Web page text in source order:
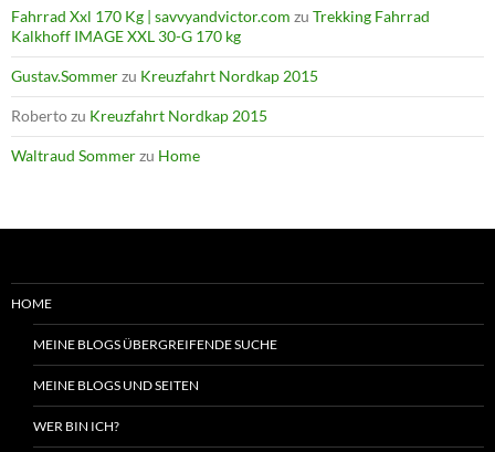
Fahrrad Xxl 170 Kg | savvyandvictor.com zu Trekking Fahrrad
Kalkhoff IMAGE XXL 30-G 170 kg
Gustav.Sommerzu Kreuzfahrt Nordkap 2015
Robertozu Kreuzfahrt Nordkap 2015
Waltraud Sommerzu Home
HOME
MEINE BLOGS ÜBERGREIFENDE SUCHE
MEINE BLOGS UND SEITEN
WER BIN ICH?